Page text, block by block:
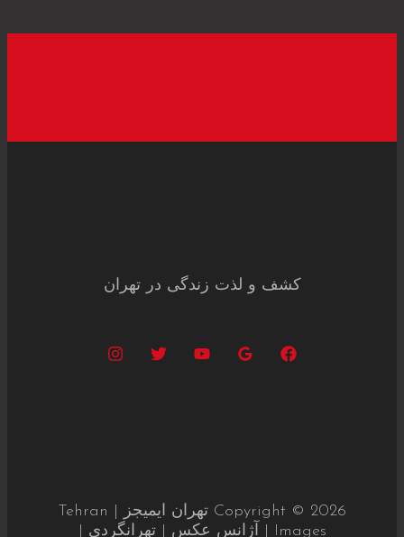
کشف و لذت زندگی در تهران
Copyright © 2026 تهران ایمیجز | Tehran
Images | آژانس عکس | تهرانگردی |